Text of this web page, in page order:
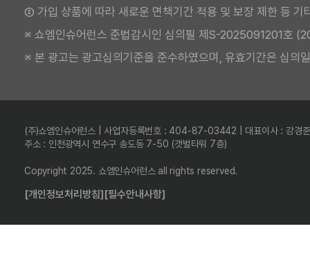
② 가입 상품에 따라 새로운 면책기간 적용 및 보장 제한 등 기
※ 쇼엠인슈어런스 준법감시인 심의필 제S-2025091201호
※ 본 광고는 광고심의기준을 준수하였으며, 유효기간은 심의
(주)쇼엠인슈어런스 | 사업자등록번호 : 404-87-03442 | 대표이사 : 강경준
주소 : 인천광역시 연수구 송도동 7-50 (갯벌타워 7층)
Copyright 2025. 쇼엠인슈어런스 all rights reserved.
[개인정보처리방침][필수안내사항]